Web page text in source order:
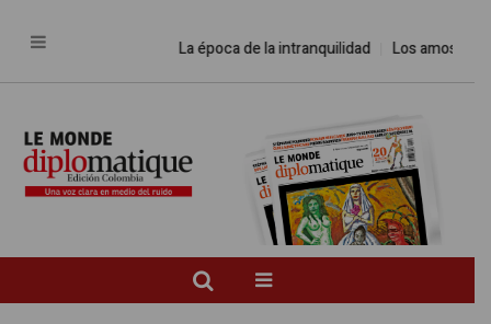
La época de la intranquilidad Los amos del